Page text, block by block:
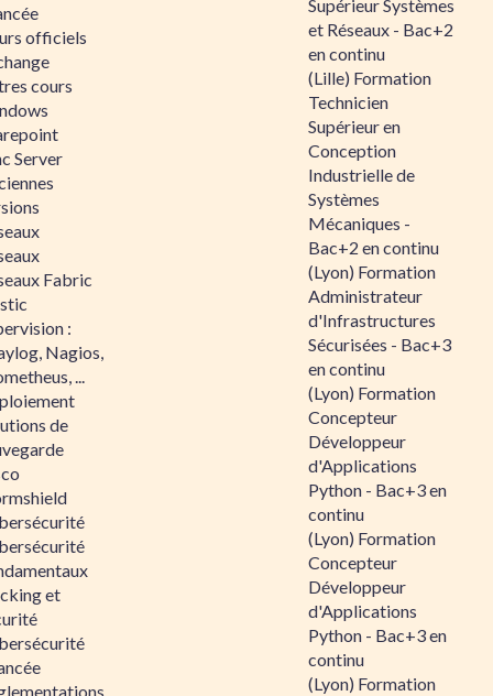
officiels
cours
Server
Fabric
:
Nagios,
...
de
et
Supérieur Systèmes
et Réseaux - Bac+2
en continu
(Lille) Formation
Technicien
Supérieur en
Conception
Industrielle de
Systèmes
Mécaniques -
Bac+2 en continu
(Lyon) Formation
Administrateur
d'Infrastructures
Sécurisées - Bac+3
en continu
(Lyon) Formation
Concepteur
Développeur
d'Applications
Python - Bac+3 en
continu
(Lyon) Formation
Concepteur
Développeur
d'Applications
Python - Bac+3 en
continu
(Lyon) Formation